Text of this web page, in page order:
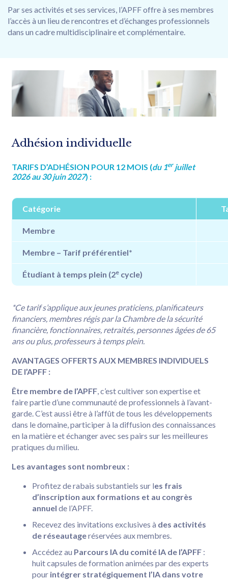
Par ses activités et ses services, l’APFF offre à ses membres
l’accès à un lieu de rencontres et d’échanges professionnels
dans un cadre multidisciplinaire et complémentaire.
Adhésion individuelle
TARIFS D’ADHÉSION POUR 12 MOIS (du 1erjuillet
2026 au 30 juin 2027) :
Catégorie
Membre
Membre – Tarif préférentiel*
Étudiant à temps plein (2e cycle)
*Ce tarif s’applique aux jeunes praticiens, planificateurs
financiers, membres régis par la Chambre de la sécurité
financière, fonctionnaires, retraités, personnes âgées de 65
ans ou plus, professeurs à temps plein.
AVANTAGES OFFERTS AUX MEMBRES INDIVIDUELS
DE l’APFF :
Être membre de l’APFF , c’est cultiver son expertise et
faire partie d’une communauté de professionnels à l’avant-
garde. C’est aussi être à l’affût de tous les développements
dans le domaine, participer à la diffusion des connaissances
en la matière et échanger avec ses pairs sur les meilleures
pratiques du milieu.
Les avantages sont nombreux :
Profitez de rabais substantiels sur les frais
d’inscription aux formations et au congrès
annuel de l’APFF.
Recevez des invitations exclusives à des activités
de réseautageréservées aux membres.
Accédez au Parcours IA du comité IA de l’APFF :
huit capsules de formation animées par des experts
pour intégrer stratégiquement l’IA dans votre